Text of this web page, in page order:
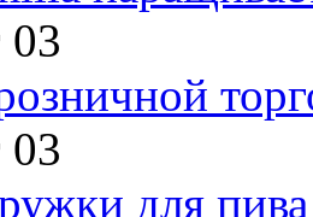
03
03
для